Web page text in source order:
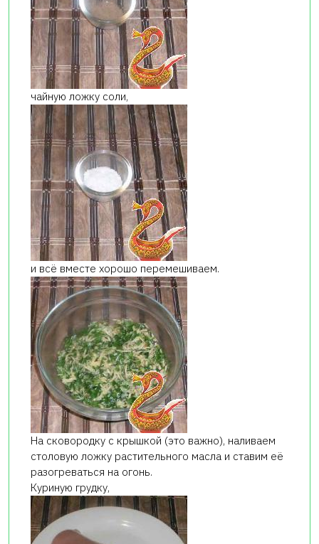
чайную ложку соли,
и всё вместе хорошо перемешиваем.
На сковородку с крышкой (это важно), наливаем
столовую ложку растительного масла и ставим её
разогреваться на огонь.
Куриную грудку,